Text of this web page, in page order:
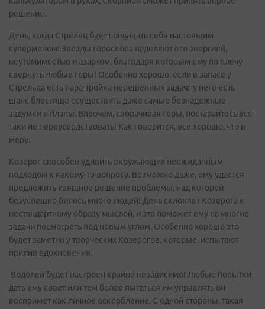
решение.
День, когда Стрелец будет ощущать себя настоящим
суперменом! Звезды гороскопа наделяют его энергией,
неутомимостью и азартом, благодаря которым ему по плечу
свернуть любые горы! Особенно хорошо, если в запасе у
Стрельца есть пара-тройка нерешенных задач: у него есть
шанс блестяще осуществить даже самые безнадежные
задумки и планы. Впрочем, сворачивая горы, постарайтесь все-
таки не переусердствовать! Как говорится, все хорошо, что в
меру.
Козерог способен удивить окружающих неожиданным
подходом к какому-то вопросу. Возможно даже, ему удастся
предложить изящное решение проблемы, над которой
безуспешно билось много людей! День склоняет Козерога к
нестандартному образу мыслей, и это поможет ему на многие
задачи посмотреть под новым углом. Особенно хорошо это
будет заметно у творческих Козерогов, которые испытают
прилив вдохновения.
Водолей будет настроен крайне независимо! Любые попытки
дать ему совет или тем более пытаться им управлять он
воспримет как личное оскорбление. С одной стороны, такая